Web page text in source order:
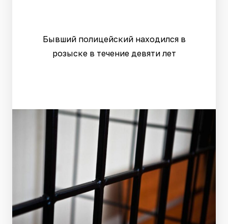
Бывший полицейский находился в
розыске в течение девяти лет